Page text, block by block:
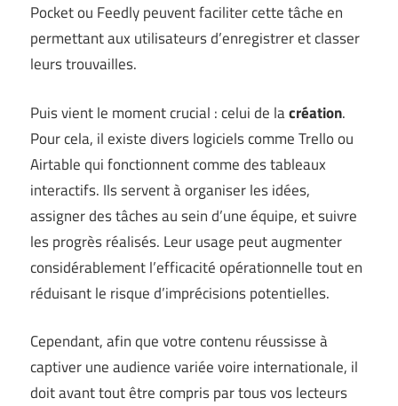
Pocket ou Feedly peuvent faciliter cette tâche en
permettant aux utilisateurs d’enregistrer et classer
leurs trouvailles.
Puis vient le moment crucial : celui de lacréation.
Pour cela, il existe divers logiciels comme Trello ou
Airtable qui fonctionnent comme des tableaux
interactifs. Ils servent à organiser les idées,
assigner des tâches au sein d’une équipe, et suivre
les progrès réalisés. Leur usage peut augmenter
considérablement l’efficacité opérationnelle tout en
réduisant le risque d’imprécisions potentielles.
Cependant, afin que votre contenu réussisse à
captiver une audience variée voire internationale, il
doit avant tout être compris par tous vos lecteurs